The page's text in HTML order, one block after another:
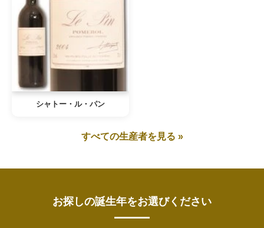
シャトー・ル・パン
すべての生産者を見る »
お探しの誕生年をお選びください